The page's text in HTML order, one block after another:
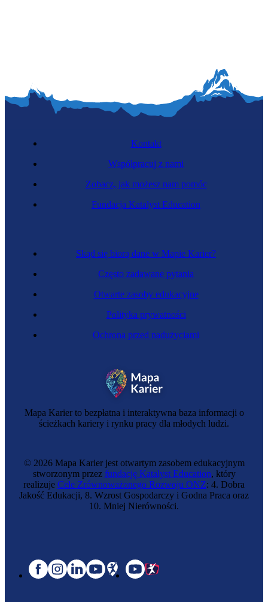
Mapa Karier to bezpłatna i interaktywna baza informacji o
ścieżkach kariery i rynku pracy dla młodych ludzi.
Skąd się biorą dane w Mapie Karier?
Często zadawane pytania
Otwarte zasoby edukacyjne
Polityka prywatności
Ochrona przed nadużyciami
Kontakt
Współpracuj z nami
Zobacz, jak możesz nam pomóc
Fundacja Katalyst Education
© 2026 Mapa Karier jest otwartym zasobem edukacyjnym
stworzonym przez fundację Katalyst Education, który
realizuje Cele Zrównoważonego Rozwoju ONZ: 4. Dobra
Jakość Edukacji, 8. Wzrost Gospodarczy i Godna Praca oraz
10. Mniej Nierówności.